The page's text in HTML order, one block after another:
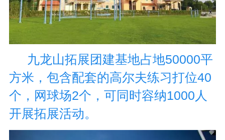
九龙山拓展团建基地占地50000平
方米，包含配套的高尔夫练习打位40
个，网球场2个，可同时容纳1000人
开展拓展活动。